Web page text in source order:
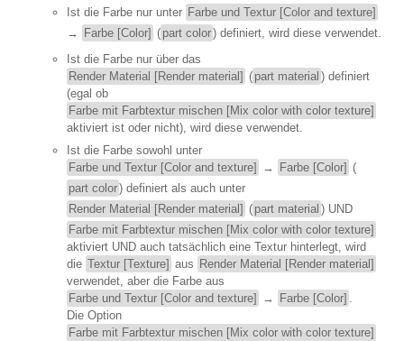
Ist die Farbe nur unter Farbe und Textur [Color and texture]
→
Farbe [Color] ( part color) definiert, wird diese verwendet.
Ist die Farbe nur über das
Render Material [Render material] ( part material ) definiert
(egal ob
Farbe mit Farbtextur mischen [Mix color with color texture]
aktiviert ist oder nicht), wird diese verwendet.
Ist die Farbe sowohl unter
Farbe und Textur [Color and texture]
→ Farbe [Color] (
part color) definiert als auch unter
Render Material [Render material] ( part material ) UND
Farbe mit Farbtextur mischen [Mix color with color texture]
aktiviert UND auch tatsächlich eine Textur hinterlegt, wird
die Textur [Texture] aus Render Material [Render material]
verwendet, aber die Farbe aus
Farbe und Textur [Color and texture]
→ Farbe [Color]
Die Option
Farbe mit Farbtextur mischen [Mix color with color texture]